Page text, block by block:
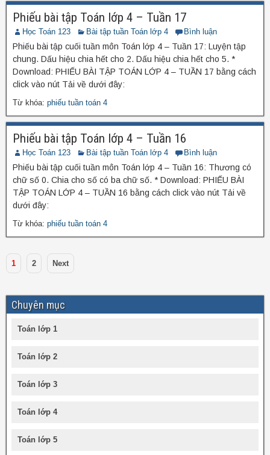
Phiếu bài tập Toán lớp 4 – Tuần 17
Học Toán 123 Bài tập tuần Toán lớp 4 Bình luận
Phiếu bài tập cuối tuần môn Toán lớp 4 – Tuần 17: Luyện tập
chung. Dấu hiệu chia hết cho 2. Dấu hiệu chia hết cho 5. *
Download: PHIẾU BÀI TẬP TOÁN LỚP 4 – TUẦN 17 bằng cách
click vào nút Tải về dưới đây:
Từ khóa: phiếu tuần toán 4
Phiếu bài tập Toán lớp 4 – Tuần 16
Học Toán 123 Bài tập tuần Toán lớp 4 Bình luận
Phiếu bài tập cuối tuần môn Toán lớp 4 – Tuần 16: Thương có
chữ số 0. Chia cho số có ba chữ số. * Download: PHIẾU BÀI
TẬP TOÁN LỚP 4 – TUẦN 16 bằng cách click vào nút Tải về
dưới đây:
Từ khóa: phiếu tuần toán 4
1 2 Next
Chuyên mục
Toán lớp 1
Toán lớp 2
Toán lớp 3
Toán lớp 4
Toán lớp 5